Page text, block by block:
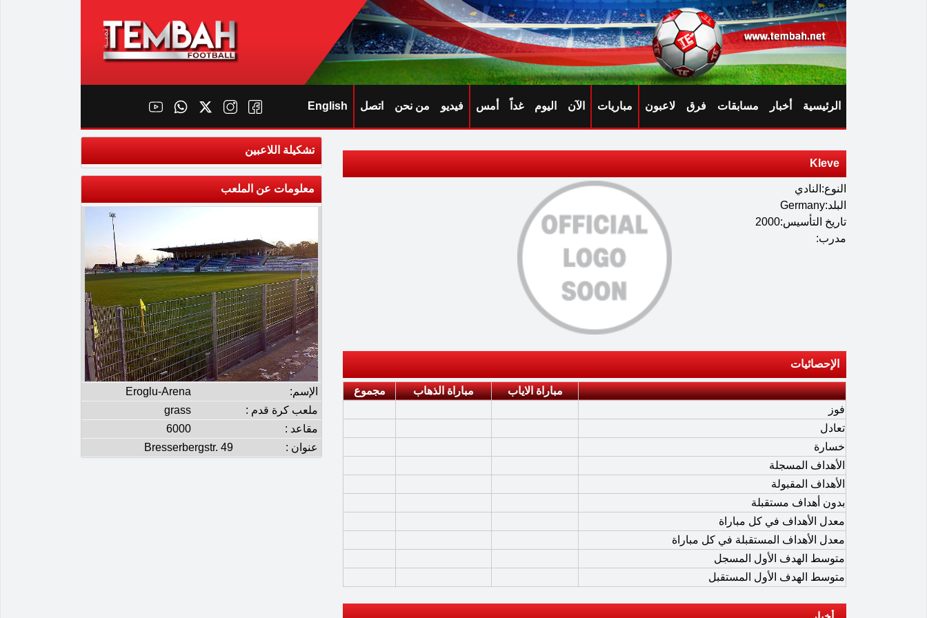
الرئيسية أخبار مسابقات فرق لاعبون مباريات الآن اليوم غداً أمس فيديو من نحن اتصل English
Kleve
النوع:النادي
البلد:Germany
تاريخ التأسيس:2000
مدرب:
الإحصائيات
مباراة الاياب مباراة الذهاب
مجموع
فوز
تعادل
خسارة
الأهداف المسجلة
الأهداف المقبولة
بدون أهداف مستقبلة
معدل الأهداف في كل مباراة
معدل الأهداف المستقبلة في كل مباراة
متوسط الهدف الأول المسجل
متوسط الهدف الأول المستقبل
تشكيلة اللاعبين
معلومات عن الملعب
الإسم:
Eroglu-Arena
ملعب كرة قدم :
grass
مقاعد :
6000
عنوان :
Bresserbergstr. 49